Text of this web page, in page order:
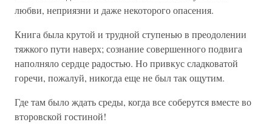
любви, неприязни и даже некоторого опасения.
Книга была крутой и трудной ступенью в преодолении
тяжкого пути наверх; сознание совершенного подвига
наполняло сердце радостью. Но привкус сладковатой
горечи, пожалуй, никогда еще не был так ощутим.
Где там было ждать среды, когда все соберутся вместе во
второвской гостиной!